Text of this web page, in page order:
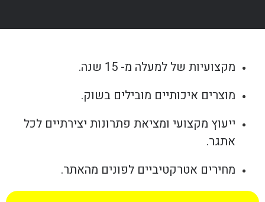
מקצועיות של למעלה מ- 15 שנה.
מוצרים איכותיים מובילים בשוק.
ייעוץ מקצועי ומציאת פתרונות יצירתיים לכל
אתגר.
מחירים אטרקטיביים לפונים מהאתר.